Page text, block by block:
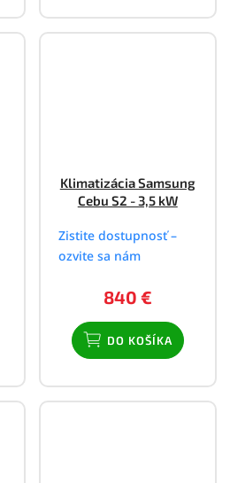
Klimatizácia Samsung
Cebu S2 - 3,5 kW
Zistite dostupnosť –
ozvite sa nám
840 €
DO KOŠÍKA